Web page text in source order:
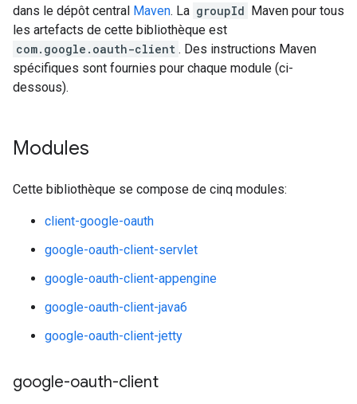
dans le dépôt central Maven. La groupId Maven pour tous
les artefacts de cette bibliothèque est
com.google.oauth-client . Des instructions Maven
spécifiques sont fournies pour chaque module (ci-
dessous).
Modules
Cette bibliothèque se compose de cinq modules:
client-google-oauth
google-oauth-client-servlet
google-oauth-client-appengine
google-oauth-client-java6
google-oauth-client-jetty
google-oauth-client